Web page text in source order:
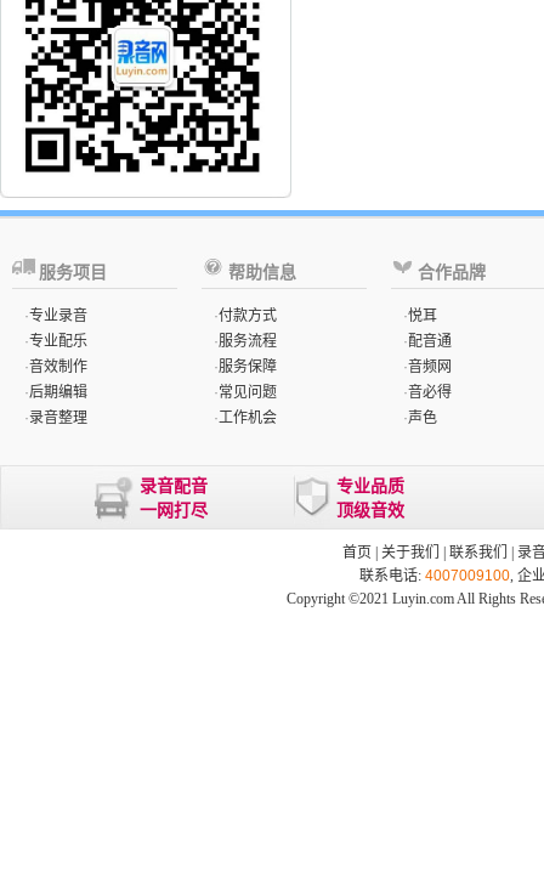
服务项目
·专业录音
·专业配乐
·音效制作
·后期编辑
·录音整理
帮助信息
·付款方式
·服务流程
·服务保障
·常见问题
·工作机会
合作品牌
·悦耳
·配音通
·音频网
·音必得
·声色
录音配音
一网打尽
专业品质
顶级音效
首页 关于我们 联系我们
录
联系电话: 4007009100, 企
Copyright ©2021 Luyin.com All Rights